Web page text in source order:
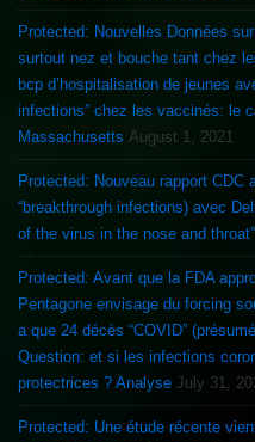
Protected: Nouvelles Données
surtout nez et bouche tant chez
bcp d’hospitalisation de jeunes
infections” chez les vaccinés: le
Massachusetts August 1, 2021
Protected: Nouveau rapport
“breakthrough infections) avec
of the virus in the nose and throat”.
Protected: Avant que la FDA
Pentagone envisage du forcing
a que 24 décès “COVID”
Question: et si les infections
protectrices ? Analyse July 31,
Protected: Une étude récente